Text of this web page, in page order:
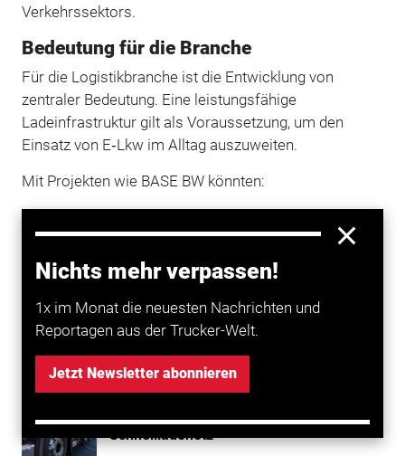
Nichts mehr verpassen!
1x im Monat die neuesten Nachrichten und
Reportagen aus der Trucker-Welt.
Jetzt Newsletter abonnieren
Verkehrssektors.
Bedeutung für die Branche
Für die Logistikbranche ist die Entwicklung von
zentraler Bedeutung. Eine leistungsfähige
Ladeinfrastruktur gilt als Voraussetzung, um den
Einsatz von E‑Lkw im Alltag auszuweiten.
Mit Projekten wie BASE BW könnten:
Investitionsentscheidungen erleichtert werden
und der Umstieg auf alternative Antriebe
Transport
Grünes Licht aus Brüssel für Lkw-
Schnellladenetz